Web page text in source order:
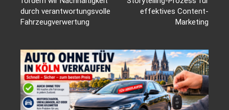
durch verantwortungsvolle
Fahrzeugverwertung
effektives Content-
Marketing